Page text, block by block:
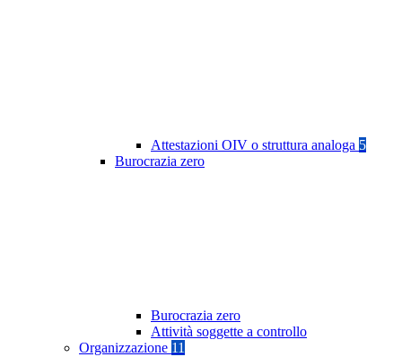
Attestazioni OIV o struttura analoga 5
Burocrazia zero
Burocrazia zero
Attività soggette a controllo
Organizzazione 11